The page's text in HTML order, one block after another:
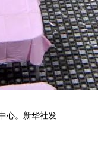
心。新华社发